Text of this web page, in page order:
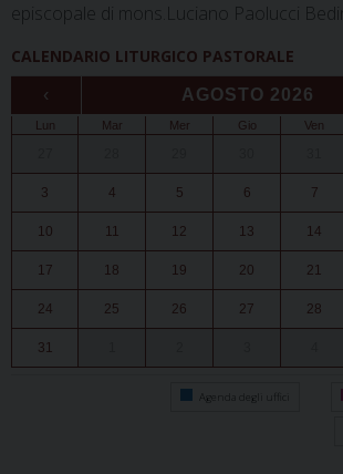
episcopale di mons.Luciano Paolucci Bedini
CALENDARIO LITURGICO PASTORALE
‹ AGOSTO 2026
Lun Mar Mer Gio Ven
3 4 5 6 7
10 11 12 13 14
17 18 19 20 21
24 25 26 27 28
31
Agenda degli uffici